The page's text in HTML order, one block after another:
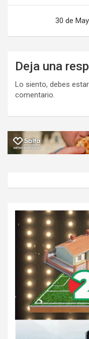
entradas30 de
Deja una
Lo siento, debes estar
comentario.